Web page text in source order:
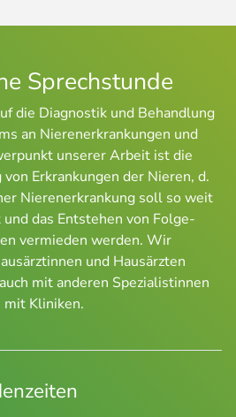
Sprechstunde
die Diagnostik und Behandlung
an Nierenerkrankungen und
unserer Arbeit ist die
Erkrankungen der Nieren, d.
Nierenerkrankung soll so weit
das Entstehen von Folge-
vermieden werden. Wir
und Hausärzten
mit anderen Spezialistinnen
mit Kliniken.